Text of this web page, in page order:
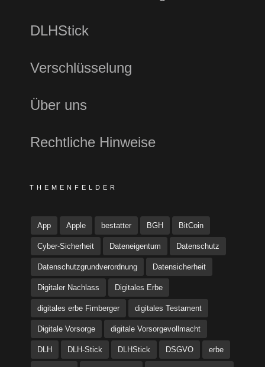
DLHStick
Verschlüsselung
Über uns
Rechtliche Hinweise
THEMENFELDER
App Apple bestatter BGH BitCoin
Cyber-Sicherheit Dateneigentum Datenschutz
Datenschutzgrundverordnung Datensicherheit
Digitaler Nachlass Digitales Erbe
digitales erbe Fimberger digitales Testament
Digitale Vorsorge digitale Vorsorgevollmacht
DLH DLH-Stick DLHStick DSGVO erbe